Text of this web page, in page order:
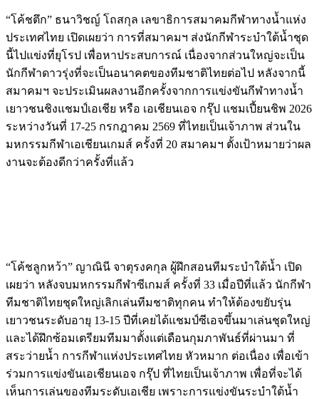
“โค้ชตึก” ธนาวิชญ์ โถสกุล เลขาธิการสมาคมกีฬาทางน้ำแห่ง
ประเทศไทย เปิดเผยว่า การที่สมาคมฯ ส่งนักกีฬาระบำใต้น้ำชุด
นี้ไปแข่งที่ยุโรป เพื่อหาประสบการณ์ เนื่องจากส่วนใหญ่จะเป็น
นักกีฬาดาวรุ่งที่จะเป็นอนาคตของทีมชาติไทยต่อไป หลังจากนี้
สมาคมฯ จะประเมินผลงานอีกครั้งจากการแข่งขันกีฬาทางน้ำ
เยาวชนชิงแชมป์เอเชีย หรือ เอเชียนเอจ กรุ๊ป แชมเปี้ยนชิพ 2026
ระหว่างวันที่ 17-25 กรกฎาคม 2569 ที่ไทยเป็นเจ้าภาพ ส่วนใน
มหกรรมกีฬาเอเชียนเกมส์ ครั้งที่ 20 สมาคมฯ ตั้งเป้าหมายว่าผล
งานจะต้องดีกว่าครั้งที่แล้ว
“โค้ชลูกหว้า” ญาณินี จาตุรงคกุล ผู้ฝึกสอนทีมระบำใต้น้ำ เปิด
เผยว่า หลังจบมหกรรมกีฬาซีเกมส์ ครั้งที่ 33 เมื่อปีที่แล้ว นักกีฬา
ทีมชาติไทยชุดใหญ่เลิกเล่นทีมชาติทุกคน ทำให้ต้องขยับรุ่น
เยาวชนระดับอายุ 13-15 ปีที่เคยได้แชมป์ซีเอจขึ้นมาเล่นชุดใหญ่
และได้ฝึกซ้อมเตรียมทีมมาตั้งแต่เดือนกุมภาพันธ์ที่ผ่านมา ที่
สระว่ายน้ำ การกีฬาแห่งประเทศไทย หัวหมาก ต่อเนื่อง เพื่อเข้า
ร่วมการแข่งขันเอเชียนเอจ กรุ๊ป ที่ไทยเป็นเจ้าภาพ เพื่อที่จะได้
เห็นการเล่นของทีมระดับเอเชีย เพราะการแข่งขันระบำใต้น้ำ